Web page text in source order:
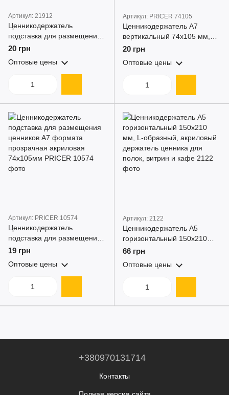
Артикул: 21912
Ценникодержатель
подставка для размещения
ценников прозрачная
20 грн
Оптовые цены
Артикул: PRICER 74105
Ценникодержатель А7
вертикальный 74x105 мм,
акриловый держатель
кафе
20 грн
Оптовые цены
Артикул: PRICER 10574
Ценникодержатель
подставка для размещения
ценников А7 формата
74x105мм
19 грн
Оптовые цены
Артикул: 2122
Ценникодержатель А5
горизонтальный 150x210
мм, L-образный, акриловый
полок, витрин и кафе
66 грн
Оптовые цены
+380970131714
Контакты